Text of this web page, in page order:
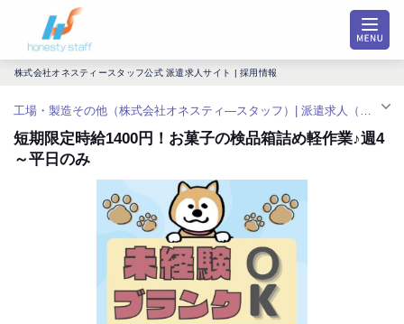
株式会社オネスティースタッフ公式 派遣求人サイト | 採用情報
工場・製造その他（株式会社オネスティ―スタッフ）| 派遣求人（新在家駅）
短期限定時給1400円！お菓子の検品箱詰め軽作業♪週4
～平日のみ